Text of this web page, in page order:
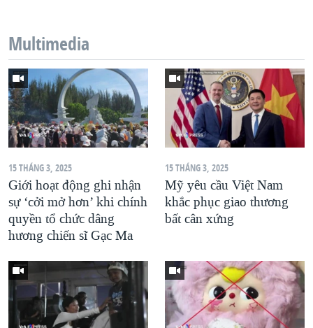
Multimedia
15 THÁNG 3, 2025
Giới hoạt động ghi nhận
sự ‘cởi mở hơn’ khi chính
quyền tổ chức dâng
hương chiến sĩ Gạc Ma
15 THÁNG 3, 2025
Mỹ yêu cầu Việt Nam
khắc phục giao thương
bất cân xứng